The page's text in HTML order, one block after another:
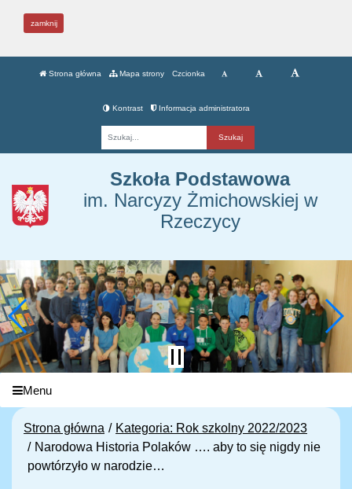
zamknij
Strona główna Mapa strony Czcionka
Kontrast Informacja administratora
Szkoła Podstawowa
im. Narcyzy Żmichowskiej w
Rzeczycy
Menu
Strona główna
Kategoria: Rok szkolny 2022/2023
Narodowa Historia Polaków …. aby to się nigdy nie
powtórzyło w narodzie…